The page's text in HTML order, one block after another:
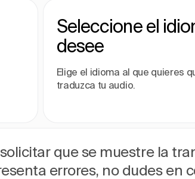
Seleccione el
desee
Elige el idioma al que quieres
traduzca tu audio.
que se muestre la
errores, no dudes en